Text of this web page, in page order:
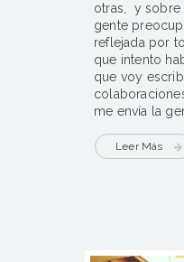
otras, y sobre
gente
reflejada por
que intento
que voy
me envía la
Leer Más